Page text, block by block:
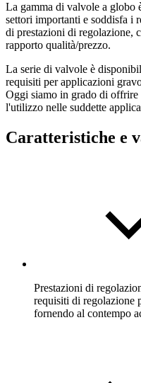
La gamma di valvole a globo
settori importanti e soddisfa i
di prestazioni di regolazione,
rapporto qualità/prezzo.
La serie di valvole è
requisiti per applicazioni
Oggi siamo in grado di offrire
l'utilizzo nelle suddette
Caratteristiche e
Prestazioni di
requisiti di regolazione
fornendo al contempo